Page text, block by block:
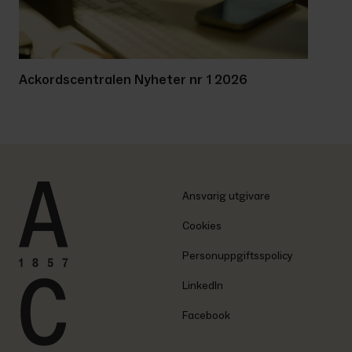
Ackordscentralen Nyheter nr 1 2026
Ansvarig utgivare
Cookies
Personuppgiftsspolicy
LinkedIn
Facebook